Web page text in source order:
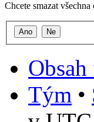
Chcete smazat
Tým •